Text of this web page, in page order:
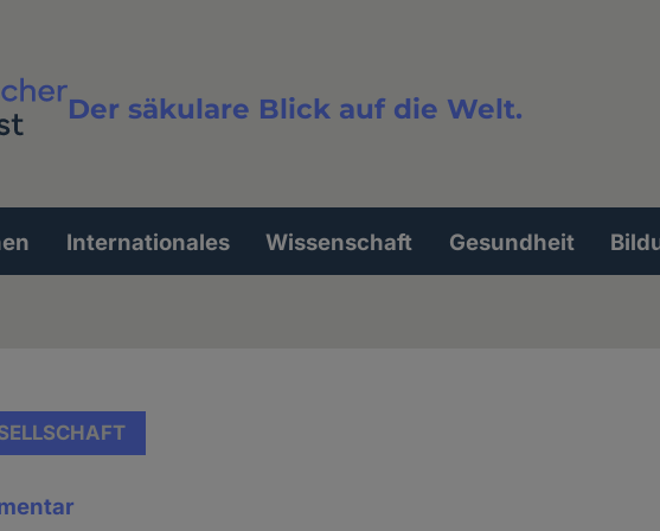
Der säkulare Blick auf die Welt.
Volltextsuche
Internationales Wissenschaft Gesundheit